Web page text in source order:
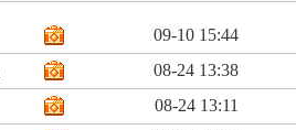
09-10 15:44
08-24 13:38
08-24 13:11